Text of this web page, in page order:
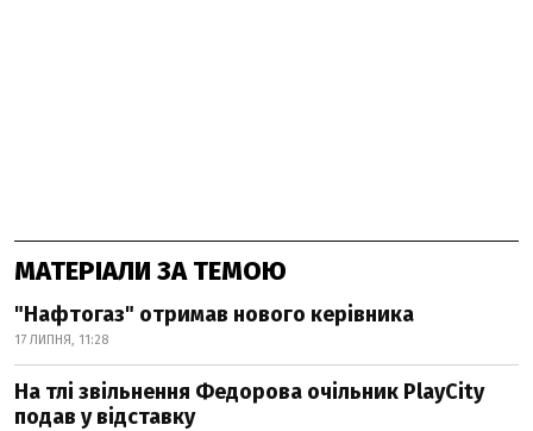
МАТЕРІАЛИ ЗА ТЕМОЮ
"Нафтогаз" отримав нового керівника
17 ЛИПНЯ, 11:28
На тлі звільнення Федорова очільник PlayCity
подав у відставку